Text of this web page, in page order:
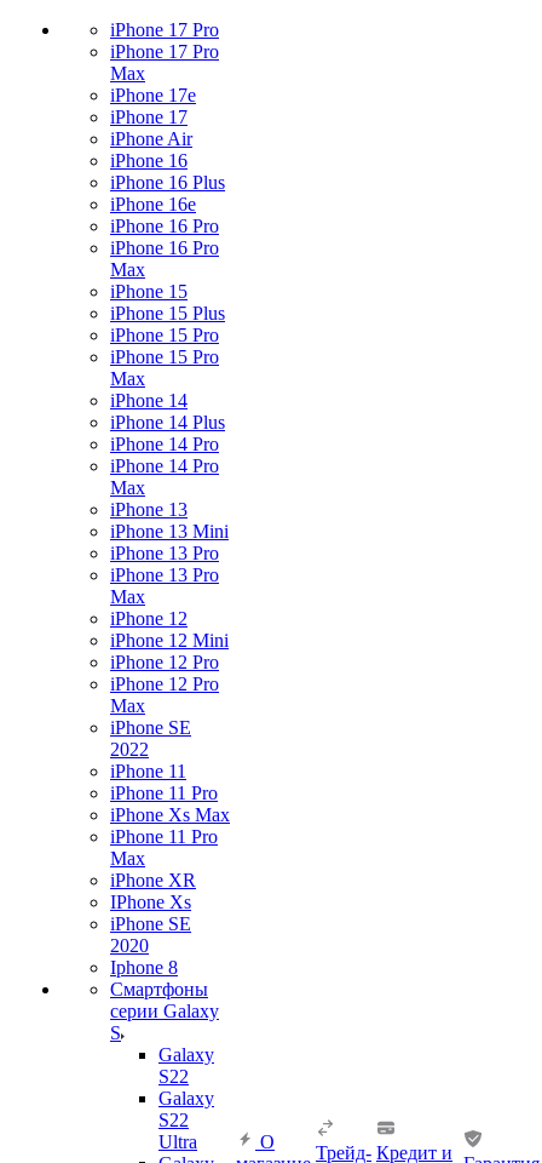
iPhone 17 Pro
iPhone 17 Pro
Max
iPhone 17e
iPhone 17
iPhone Air
iPhone 16
iPhone 16 Plus
iPhone 16e
iPhone 16 Pro
iPhone 16 Pro
Max
iPhone 15
iPhone 15 Plus
iPhone 15 Pro
iPhone 15 Pro
Max
iPhone 14
iPhone 14 Plus
iPhone 14 Pro
iPhone 14 Pro
Max
iPhone 13
iPhone 13 Mini
iPhone 13 Pro
iPhone 13 Pro
Max
iPhone 12
iPhone 12 Mini
iPhone 12 Pro
iPhone 12 Pro
Max
iPhone SE
2022
iPhone 11
iPhone 11 Pro
iPhone Xs Max
iPhone 11 Pro
Max
iPhone XR
IPhone Xs
iPhone SE
2020
Iphone 8
Смартфоны
серии Galaxy
S
Galaxy
S22
Galaxy
S22
Ultra
О
Трейд- Кредит и